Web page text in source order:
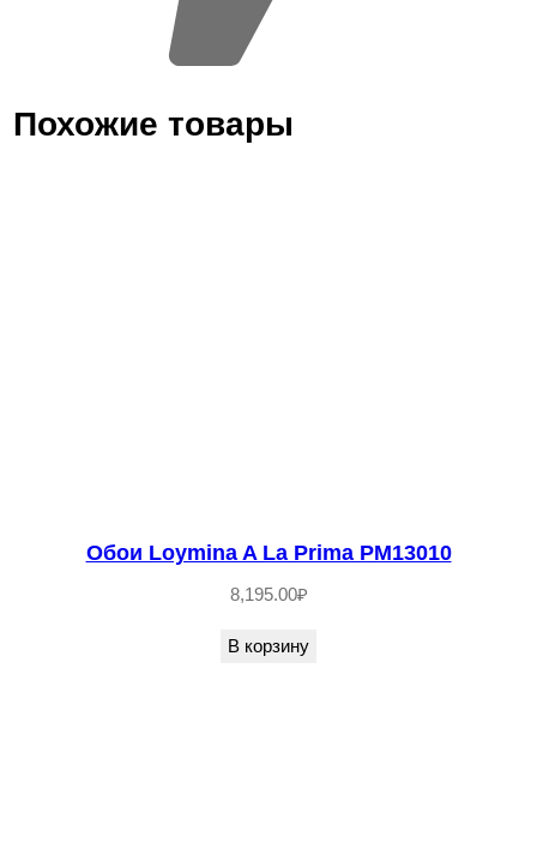
Похожие товары
Обои Loymina A La Prima PM13010
8,195.00₽
В корзину